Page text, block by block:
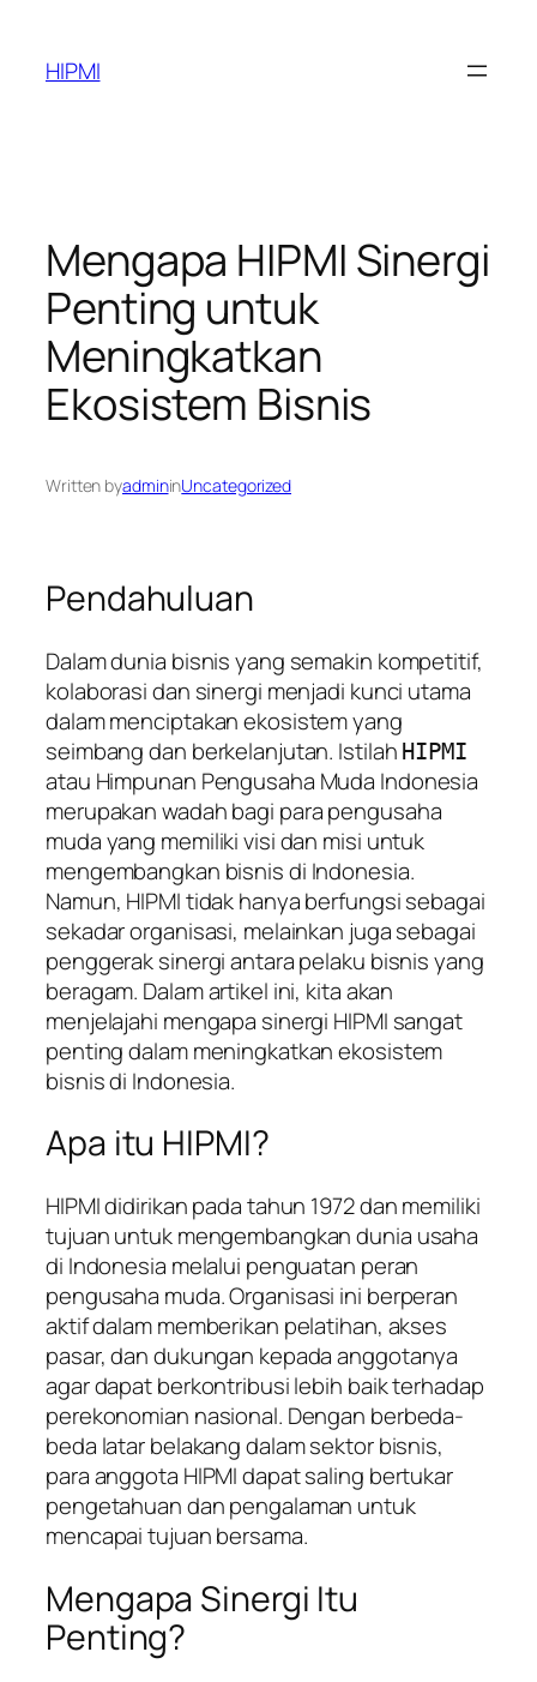
content
HIPMI
Mengapa HIPMI Sinergi
Penting untuk
Meningkatkan
Ekosistem Bisnis
Written byadmininUncategorized
Pendahuluan
Dalam dunia bisnis yang semakin kompetitif,
kolaborasi dan sinergi menjadi kunci utama
dalam menciptakan ekosistem yang
seimbang dan berkelanjutan. Istilah HIPMI
atau Himpunan Pengusaha Muda Indonesia
merupakan wadah bagi para pengusaha
muda yang memiliki visi dan misi untuk
mengembangkan bisnis di Indonesia.
Namun, HIPMI tidak hanya berfungsi sebagai
sekadar organisasi, melainkan juga sebagai
penggerak sinergi antara pelaku bisnis yang
beragam. Dalam artikel ini, kita akan
menjelajahi mengapa sinergi HIPMI sangat
penting dalam meningkatkan ekosistem
bisnis di Indonesia.
Apa itu HIPMI?
HIPMI didirikan pada tahun 1972 dan memiliki
tujuan untuk mengembangkan dunia usaha
di Indonesia melalui penguatan peran
pengusaha muda. Organisasi ini berperan
aktif dalam memberikan pelatihan, akses
pasar, dan dukungan kepada anggotanya
agar dapat berkontribusi lebih baik terhadap
perekonomian nasional. Dengan berbeda-
beda latar belakang dalam sektor bisnis,
para anggota HIPMI dapat saling bertukar
pengetahuan dan pengalaman untuk
mencapai tujuan bersama.
Mengapa Sinergi Itu
Penting?